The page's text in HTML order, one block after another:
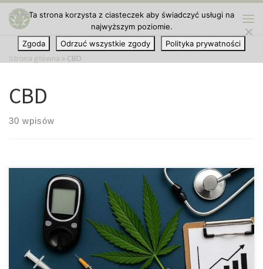
Przejdź do treści
Strona główna » CBD
CBD
30 wpisów
Nowe spojrzenie na marihuanę w kontekście chorób
metabolicznych Potencjał marihuany w leczeniu cukrzycy W
ostatnich latach rośnie zainteresowanie marihuaną medyczną w
kontekście chorób przewlekłych, w tym cukrzycy typu 2. Jeszcze
niedawno temat ten był na marginesie badań, jednak dziś
nabiera nowego znaczenia. Szczególnie widać to po analizach
Ta strona korzysta z ciasteczek aby świadczyć usługi na
najwyższym poziomie.
Zgoda
Odrzuć wszystkie zgody Polityka prywatności